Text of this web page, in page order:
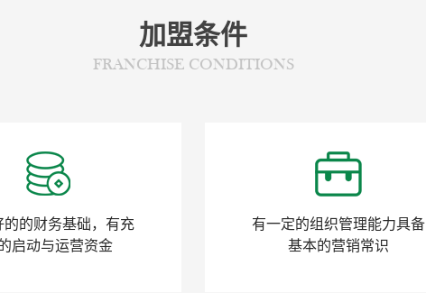
加盟条件
FRANCHISE CONDITIONS
的的财务基础，有充
启动与运营资金
有一定的组织管理能力具备
基本的营销常识